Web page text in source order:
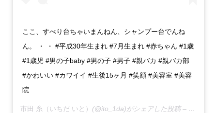
ここ、すべり台ちゃいまんねん、シャンプー台でんね
ん。 ・ ・ #平成30年生まれ #7月生まれ #赤ちゃん #1歳
#1歳児 #男の子baby #男の子 #男子 #親バカ #親バカ部
#かわいい #カワイイ #生後15ヶ月 #笑顔 #美容室 #美容
院
市田 糸（いちだ いと） (@ito_1da)がシェアした投稿 – 2019年